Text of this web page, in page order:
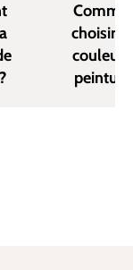
choisir
couleur
peinture